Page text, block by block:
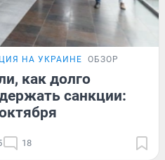
НА УКРАИНЕ ОБЗОР
как долго
санкции:
18